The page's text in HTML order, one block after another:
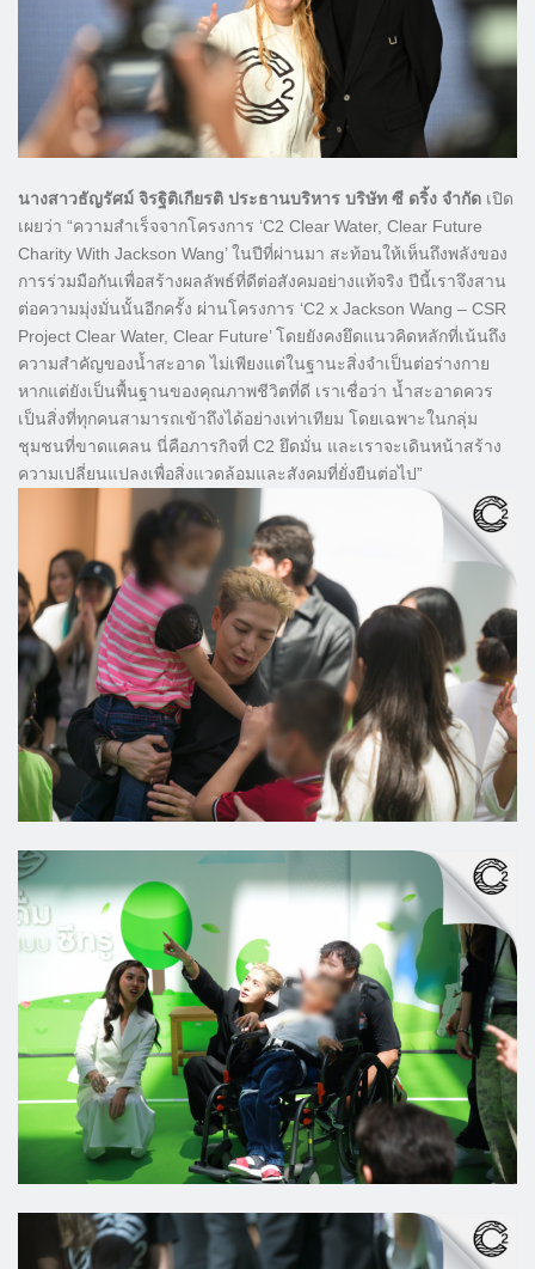
นางสาวธัญรัศม์ จิรฐิติเกียรติ ประธานบริหาร บริษัท ซี ดริ้ง จำกัด เปิด
เผยว่า “ความสำเร็จจากโครงการ ‘C2 Clear Water, Clear Future
Charity With Jackson Wang’ ในปีที่ผ่านมา สะท้อนให้เห็นถึงพลังของ
การร่วมมือกันเพื่อสร้างผลลัพธ์ที่ดีต่อสังคมอย่างแท้จริง ปีนี้เราจึงสาน
ต่อความมุ่งมั่นนั้นอีกครั้ง ผ่านโครงการ ‘C2 x Jackson Wang – CSR
Project Clear Water, Clear Future’ โดยยังคงยึดแนวคิดหลักที่เน้นถึง
ความสำคัญของน้ำสะอาด ไม่เพียงแต่ในฐานะสิ่งจำเป็นต่อร่างกาย
หากแต่ยังเป็นพื้นฐานของคุณภาพชีวิตที่ดี เราเชื่อว่า น้ำสะอาดควร
เป็นสิ่งที่ทุกคนสามารถเข้าถึงได้อย่างเท่าเทียม โดยเฉพาะในกลุ่ม
ชุมชนที่ขาดแคลน นี่คือภารกิจที่ C2 ยึดมั่น และเราจะเดินหน้าสร้าง
ความเปลี่ยนแปลงเพื่อสิ่งแวดล้อมและสังคมที่ยั่งยืนต่อไป”